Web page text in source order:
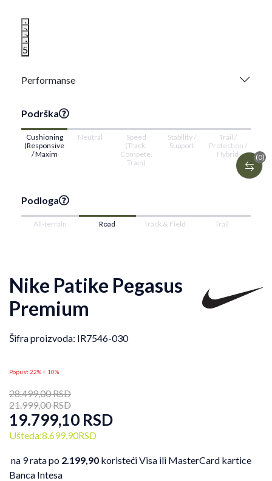
(0)
1
2
3
4
5
Performanse
Podrška
Cushioning
(Responsive
/ Maxim
Neutral
Speed
(Track,
Compete,
Train)
Stability /
Support
Trail /
Protection /
Hybrid
Podloga
All-terrain Road Track & Field Trail
Nike Patike Pegasus
Premium
Šifra proizvoda: IR7546-030
Popust 22% + 10%
28.499,00RSD
21.999,00RSD
19.799,10 RSD
Ušteda:8.699,90RSD
na 9 rata po 2.199,90 koristeći Visa ili MasterCard kartice
Banca Intesa